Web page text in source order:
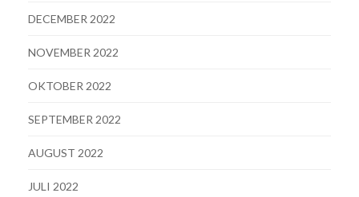
DECEMBER 2022
NOVEMBER 2022
OKTOBER 2022
SEPTEMBER 2022
AUGUST 2022
JULI 2022